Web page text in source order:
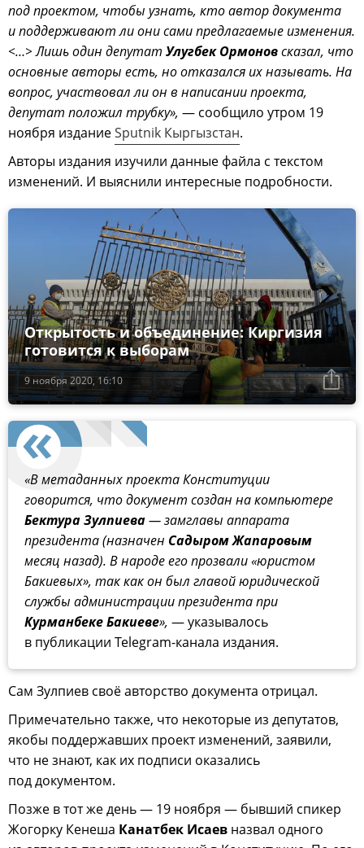
под проектом, чтобы узнать, кто автор документа
и поддерживают ли они сами предлагаемые изменения.
<…> Лишь один депутат Улугбек Ормоновсказал, что
основные авторы есть, но отказался их называть. На
вопрос, участвовал ли он в написании проекта,
депутат положил трубку», — сообщило утром 19
ноября изданиеSputnik Кыргызстан.
Авторы издания изучили данные файла с текстом
изменений. И выяснили интересные подробности.
9 ноября 2020, 16:10
Открытость и объединение: Киргизия
готовится к выборам
«В метаданных проекта Конституции
говорится, что документ создан на компьютере
Бектура Зулпиева— замглавы аппарата
президента (назначен Садыром Жапаровым
месяц назад). В народе его прозвали «юристом
Бакиевых», так как он был главой юридической
службы администрации президента при
Курманбеке Бакиеве», — указывалось
в публикации Telegram-канала издания.
Сам Зулпиев своё авторство документа отрицал.
Примечательно также, что некоторые из депутатов,
якобы поддержавших проект изменений, заявили,
что не знают, как их подписи оказались
под документом.
Позже в тот же день — 19 ноября — бывший спикер
Жогорку Кенеша Канатбек Исаев назвал одного